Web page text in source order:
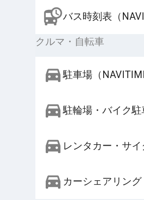
バス時刻表（
クルマ・自転車
駐車場（
駐輪場・バイク
レンタカー・サ
カーシェアリング